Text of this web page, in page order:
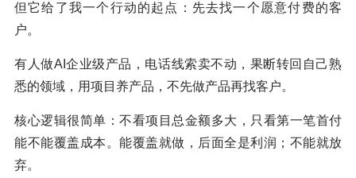
但它给了我一个行动的起点：先去找一个愿意付费的客
户。
有人做AI企业级产品，电话线索卖不动，果断转回自己熟
悉的领域，用项目养产品，不先做产品再找客户。
核心逻辑很简单：不看项目总金额多大，只看第一笔首付
能不能覆盖成本。能覆盖就做，后面全是利润；不能就放
弃。